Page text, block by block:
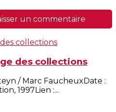
un commentaire
des collections
/ Marc FaucheuxDate :
1997Lien :...